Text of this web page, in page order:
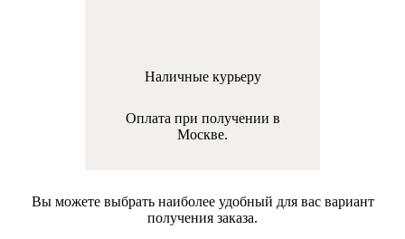
Наличные курьеру
Оплата при получении в
Москве.
Вы можете выбрать наиболее удобный для вас вариант
получения заказа.